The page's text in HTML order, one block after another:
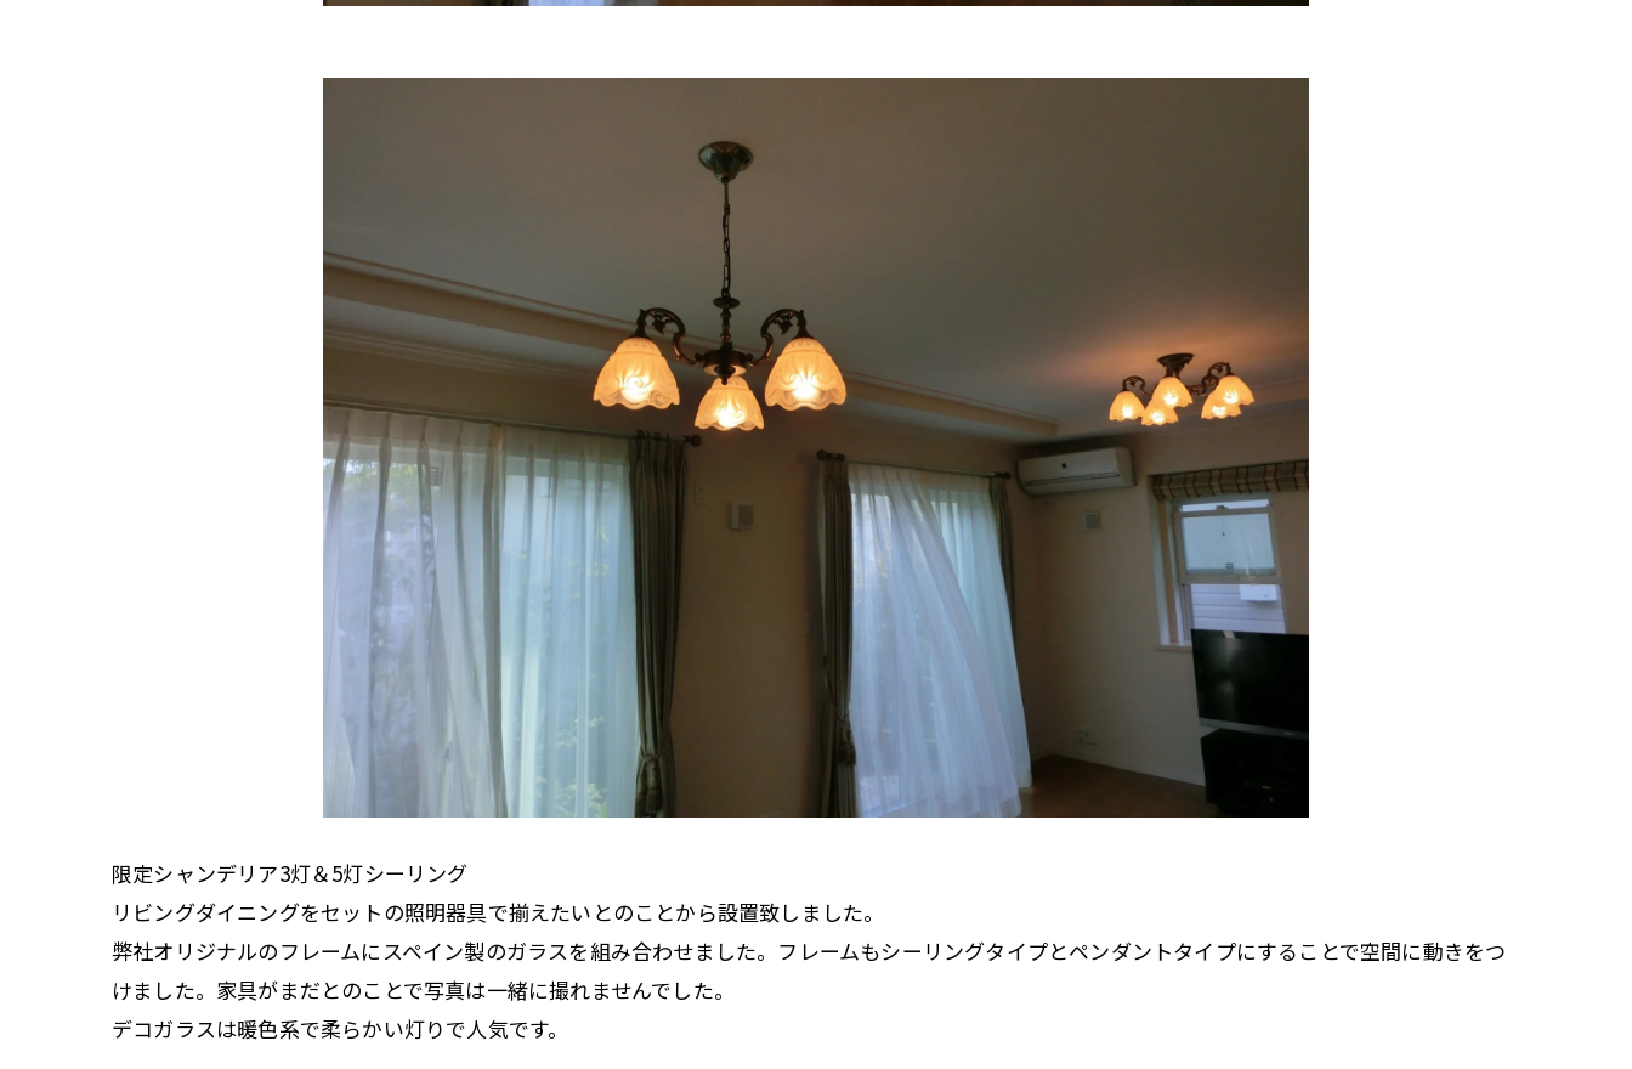
限定シャンデリア3灯＆5灯シーリング
リビングダイニングをセットの照明器具で揃えたいとのことから設置致しました。
弊社オリジナルのフレームにスペイン製のガラスを組み合わせました。フレームもシーリングタイプとペンダントタイプにすることで空間に動きをつ
けました。家具がまだとのことで写真は一緒に撮れませんでした。
デコガラスは暖色系で柔らかい灯りで人気です。